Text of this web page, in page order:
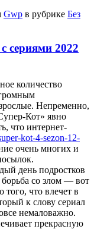
Gwp в рубрике Без
сериями 2022
количество
Непременно,
Кот» явно
что интернет-
kot-4-sezon-12-
очень многих и
день подростков
со злом — вот
того, что влечет в
к слову сериал
немаловажно.
прекрасную